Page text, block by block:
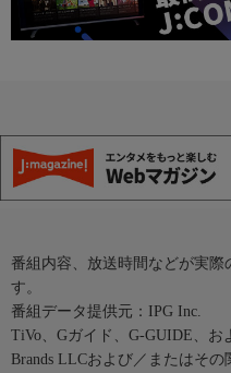
番組内容、放送時間などが実際
す。
番組データ提供元：IPG Inc.
TiVo、Gガイド、G-GUIDE、
Brands LLCおよび／またはそ